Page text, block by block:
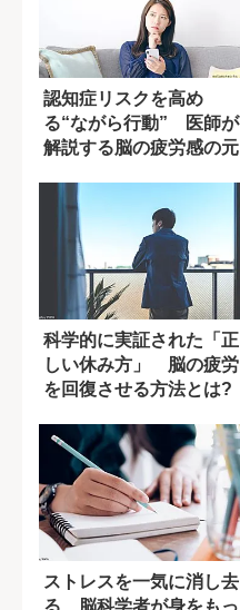
認知症リスクを高め
る“ながら行動” 医師が
解説する脳の疲労感の元
科学的に実証された「正
しい休み方」 脳の疲労
を回復させる方法とは?
ストレスを一気に消し去
る 脳科学者が身をもっ